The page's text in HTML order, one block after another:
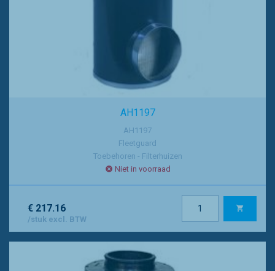
AH1197
AH1197
Fleetguard
Toebehoren - Filterhuizen
Niet in voorraad
€ 217.16
/stuk excl. BTW